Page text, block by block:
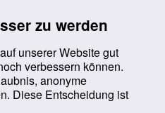
zu werden
unserer Website gut
verbessern können.
anonyme
Diese Entscheidung ist
Meldungen